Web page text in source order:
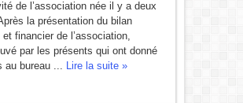
de l’association née il y a deux
la présentation du bilan
et financier de l’association,
par les présents qui ont donné
au bureau ... Lire la suite »